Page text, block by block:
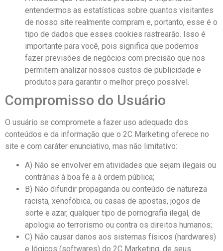
entendermos as estatísticas sobre quantos visitantes
de nosso site realmente compram e, portanto, esse é o
tipo de dados que esses cookies rastrearão. Isso é
importante para você, pois significa que podemos
fazer previsões de negócios com precisão que nos
permitem analizar nossos custos de publicidade e
produtos para garantir o melhor preço possível.
Compromisso do Usuário
O usuário se compromete a fazer uso adequado dos
conteúdos e da informação que o 2C Marketing oferece no
site e com caráter enunciativo, mas não limitativo:
A) Não se envolver em atividades que sejam ilegais ou
contrárias à boa fé a à ordem pública;
B) Não difundir propaganda ou conteúdo de natureza
racista, xenofóbica, ou casas de apostas, jogos de
sorte e azar, qualquer tipo de pornografia ilegal, de
apologia ao terrorismo ou contra os direitos humanos;
C) Não causar danos aos sistemas físicos (hardwares)
e lógicos (softwares) do 2C Marketing, de seus